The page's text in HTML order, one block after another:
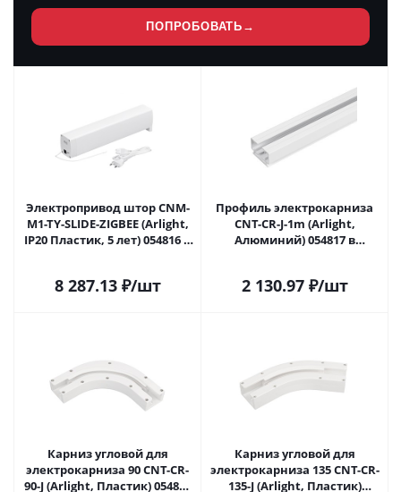
ПОПРОБОВАТЬ →
Электропривод штор CNM-
M1-TY-SLIDE-ZIGBEE (Arlight,
IP20 Пластик, 5 лет) 054816 в
8 287.13₽/шт
Профиль электрокарниза
CNT-CR-J-1m (Arlight,
Алюминий) 054817 в
2 130.97₽/шт
Карниз угловой для
электрокарниза 90 CNT-CR-
90-J (Arlight, Пластик) 054820
Карниз угловой для
электрокарниза 135 CNT-CR-
135-J (Arlight, Пластик)